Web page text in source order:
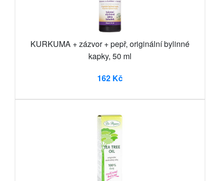
KURKUMA + zázvor + pepř, originální bylinné
kapky, 50 ml
162 Kč